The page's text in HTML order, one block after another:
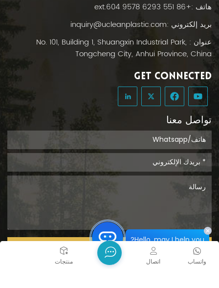
هاتف :+86 551 6293 9578 ext.604
بريد إلكتروني :inquiry@ucleanplastic.com
عنوان : No. 101, Building 1, Shuangxin Industrial Park,
Tongcheng City, Anhui Province, China
GET CONNECTED
تواصل معنا
يُقدِّم
بيت منتجات واتساب اتصال
Hello, may I help you?